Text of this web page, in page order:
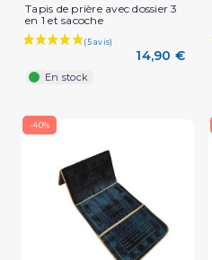
Tapis de prière avec dossier 3
en 1 et sacoche
14,90 €
En stock
-40%